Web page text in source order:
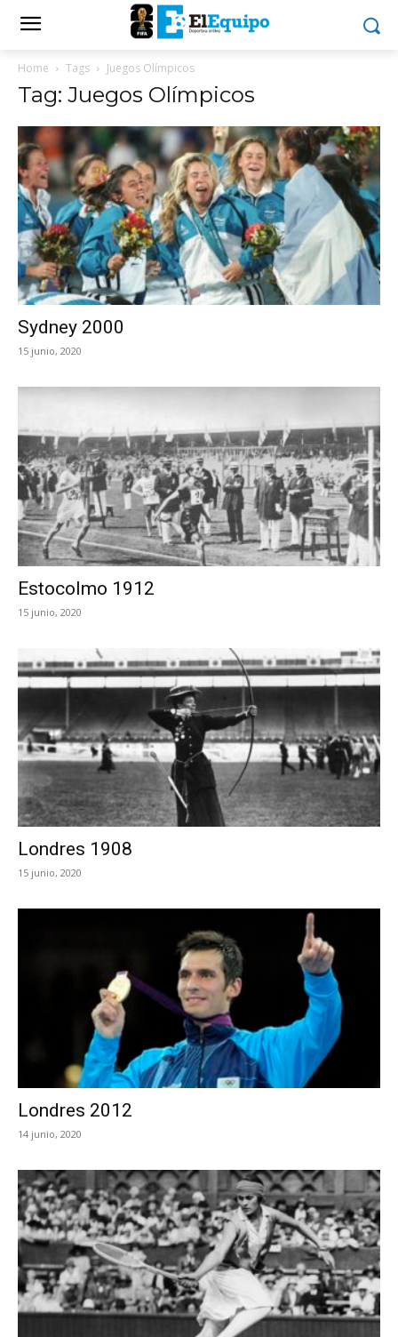
Home Tags Juegos Olímpicos
Tag: Juegos Olímpicos
Sydney 2000
15 junio, 2020
Estocolmo 1912
15 junio, 2020
Londres 1908
15 junio, 2020
Londres 2012
14 junio, 2020